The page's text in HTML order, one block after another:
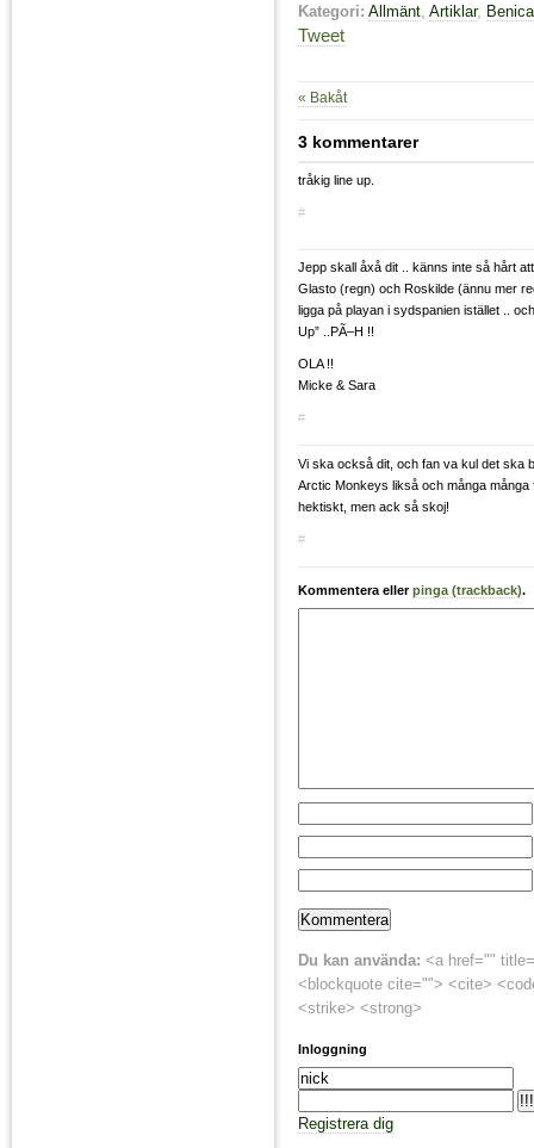
Kategori: Allmänt Artiklar,
Tweet
« Bakåt
3 kommentarer
tråkig line up.
#
Jepp skall åxå dit .. känns inte så hårt
Glasto (regn) och Roskilde (ännu mer
ligga på playan i sydspanien istället ..
Up” ..PÃ–H !!
OLA !!
Micke & Sara
#
Vi ska också dit, och fan va kul det ska
Arctic Monkeys likså och många många
hektiskt, men ack så skoj!
#
Kommentera ellerpinga (trackback).
Du kan använda: <a href=""
<blockquote cite=""> <cite>
<strike> <strong>
Inloggning
Registrera dig